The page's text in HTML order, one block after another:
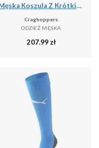
Męska Koszula Z Krótkim Rękawem Expert Kiwi
Craghoppers
ODZIEŻ MĘSKA
207.99 zł